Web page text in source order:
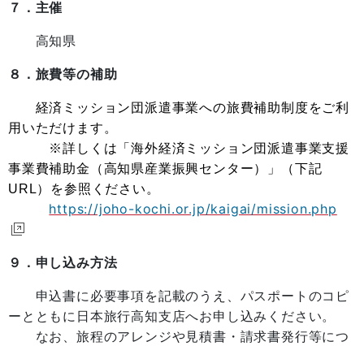
７．主催
高知県
８．旅費等の補助
経済ミッション団派遣事業への旅費補助制度をご利
用いただけます。
※詳しくは「海外経済ミッション団派遣事業支援
事業費補助金（高知県産業振興センター）」（下記
URL）を参照ください。
https://joho-kochi.or.jp/kaigai/mission.php
９．申し込み方法
申込書に必要事項を記載のうえ、パスポートのコピ
ーとともに日本旅行高知支店へお申し込みください。
なお、旅程のアレンジや見積書・請求書発行等につ